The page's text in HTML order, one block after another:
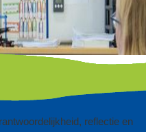
reflectie en